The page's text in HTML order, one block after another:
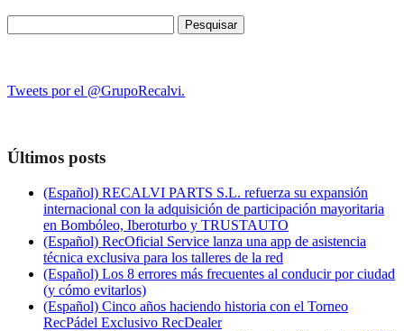
por:
Tweets por el @GrupoRecalvi.
Últimos posts
(Español) RECALVI PARTS S.L. refuerza su expansión
internacional con la adquisición de participación mayoritaria
en Bombóleo, Iberoturbo y TRUSTAUTO
(Español) RecOficial Service lanza una app de asistencia
técnica exclusiva para los talleres de la red
(Español) Los 8 errores más frecuentes al conducir por ciudad
(y cómo evitarlos)
(Español) Cinco años haciendo historia con el Torneo
RecPádel Exclusivo RecDealer